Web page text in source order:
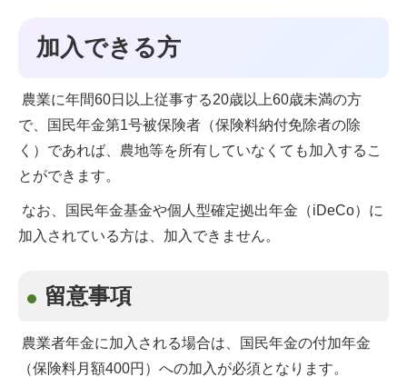
加入できる方
農業に年間60日以上従事する20歳以上60歳未満の方
で、国民年金第1号被保険者（保険料納付免除者の除
く）であれば、農地等を所有していなくても加入するこ
とができます。
なお、国民年金基金や個人型確定拠出年金（iDeCo）に
加入されている方は、加入できません。
留意事項
農業者年金に加入される場合は、国民年金の付加年金
（保険料月額400円）への加入が必須となります。